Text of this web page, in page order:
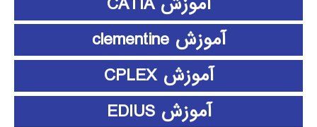
آموزش clementine
آموزش CPLEX
آموزش EDIUS